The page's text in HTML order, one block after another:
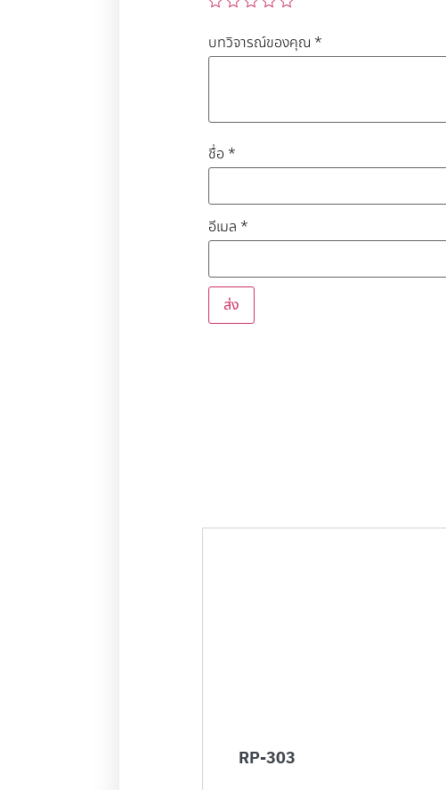
บทวิจารณ์ของคุณ *
ชื่อ *
อีเมล *
RP-303